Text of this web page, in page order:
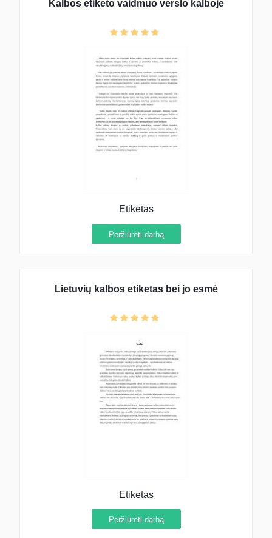
Kalbos etiketo vaidmuo verslo kalboje
Etiketas
Peržiūrėti darbą
Lietuvių kalbos etiketas bei jo esmė
Etiketas
Peržiūrėti darbą